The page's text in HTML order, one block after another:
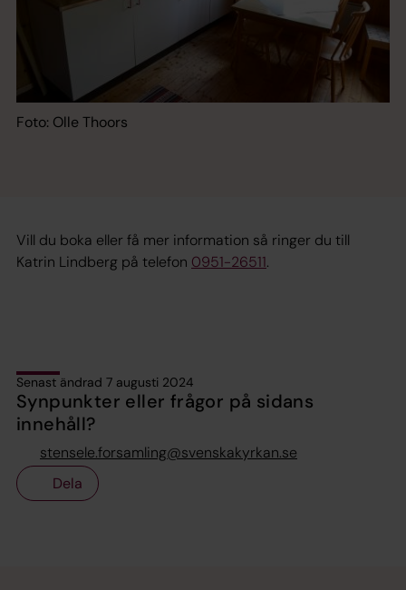
Foto: Olle Thoors
Vill du boka eller få mer information så ringer du till
Katrin Lindberg på telefon 0951-26511.
Senast ändrad 7 augusti 2024
Synpunkter eller frågor på sidans
innehåll?
stensele.forsamling@svenskakyrkan.se
Dela